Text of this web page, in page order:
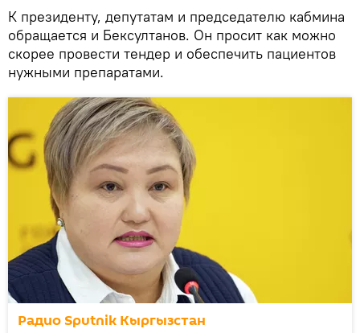
К президенту, депутатам и председателю кабмина
обращается и Бексултанов. Он просит как можно
скорее провести тендер и обеспечить пациентов
нужными препаратами.
Радио Sputnik Кыргызстан